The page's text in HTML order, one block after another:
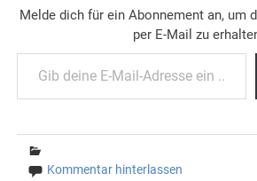
Melde dich für ein Abonnement an, um
per E-Mail zu
Gib deine E-Mail-Adresse ein ...
Kommentar hinterlassen